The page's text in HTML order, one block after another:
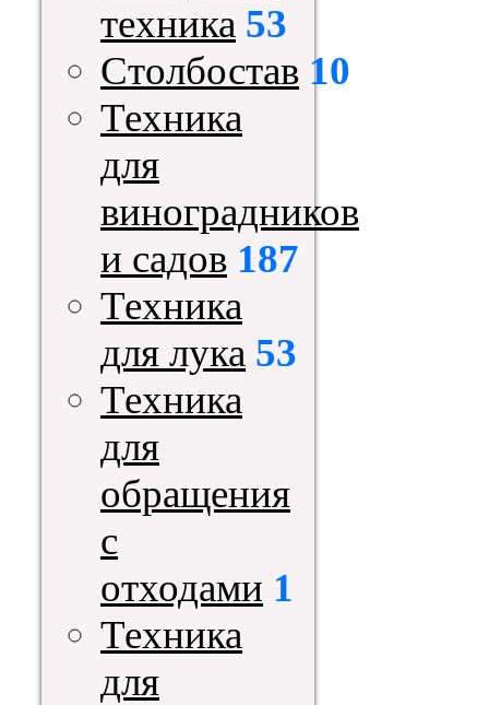
техника 53
Столбостав 10
Техника
для
виноградников
и садов 187
Техника
для лука 53
Техника
для
обращения
с
отходами 1
Техника
для